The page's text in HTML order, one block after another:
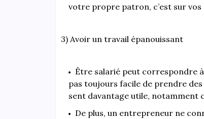
votre propre patron, c’est sur
3) Avoir un travail épanouissant
Être salarié peut correspondre
pas toujours facile de prendre
sent davantage utile, notamment
De plus, un entrepreneur ne